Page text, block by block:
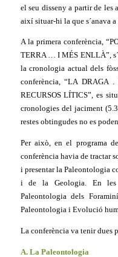
el seu disseny a partir de
així situar-hi la que s´anava
A la primera conferència,
TERRA … I MÉS ENLLÀ”,
la cronologia actual dels
conferència, “LA DRAGA
RECURSOS LÍTICS”, es
cronologies del jaciment
restes obtingudes no es
Per això, en el programa
conferència havia de tractar
i presentar la Paleontologia
i de la Geologia. En les
Paleontologia dels
Paleontologia i Evolució
La conferència va tenir dues
A. La Paleontologia